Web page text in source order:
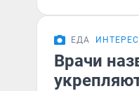
ЕДА
Врачи